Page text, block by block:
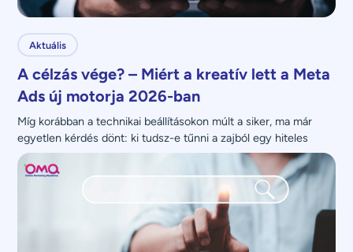
Aktuális
A célzás vége? – Miért a kreatív lett a Meta
Ads új motorja 2026-ban
Míg korábban a technikai beállításokon múlt a siker, ma már
egyetlen kérdés dönt: ki tudsz-e tűnni a zajból egy hiteles
üzenettel?